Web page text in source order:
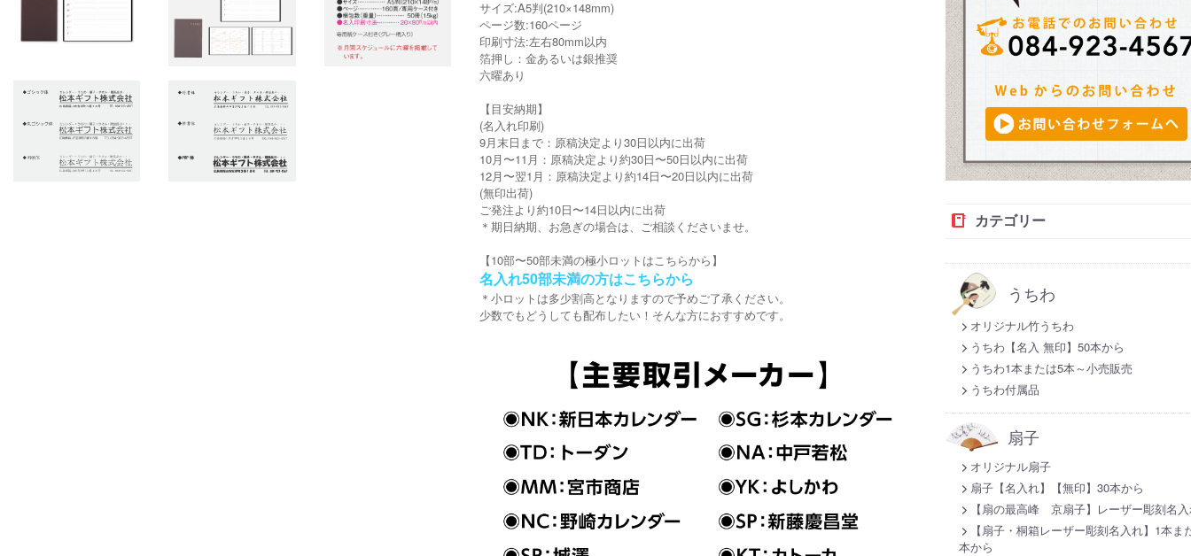
サイズ:A5判(210×148mm)
ページ数:160ページ
印刷寸法:左右80mm以内
箔押し：金あるいは銀推奨
六曜あり
【目安納期】
(名入れ印刷)
9月末日まで：原稿決定より30日以内に出荷
10月〜11月：原稿決定より約30日〜50日以内に出荷
12月〜翌1月：原稿決定より約14日〜20日以内に出荷
(無印出荷)
ご発注より約10日〜14日以内に出荷
＊期日納期、お急ぎの場合は、ご相談くださいませ。
【10部〜50部未満の極小ロットはこちらから】
名入れ50部未満の方はこちらから
＊小ロットは多少割高となりますので予めご了承ください。
少数でもどうしても配布したい！そんな方におすすめです。
カテゴリー
うちわ
オリジナル竹うちわ
うちわ【名入 無印】50本から
うちわ1本または5本～小売販売
うちわ付属品
扇子
オリジナル扇子
扇子【名入れ】【無印】30本から
【扇の最高峰 京扇子】レーザー彫刻名
【扇子・桐箱レーザー彫刻名入れ】1本ま
本から